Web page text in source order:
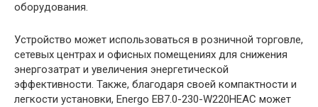
оборудования.
Устройство может использоваться в розничной торговле,
сетевых центрах и офисных помещениях для снижения
энергозатрат и увеличения энергетической
эффективности. Также, благодаря своей компактности и
легкости установки, Energo EB7.0-230-W220HЕAC может